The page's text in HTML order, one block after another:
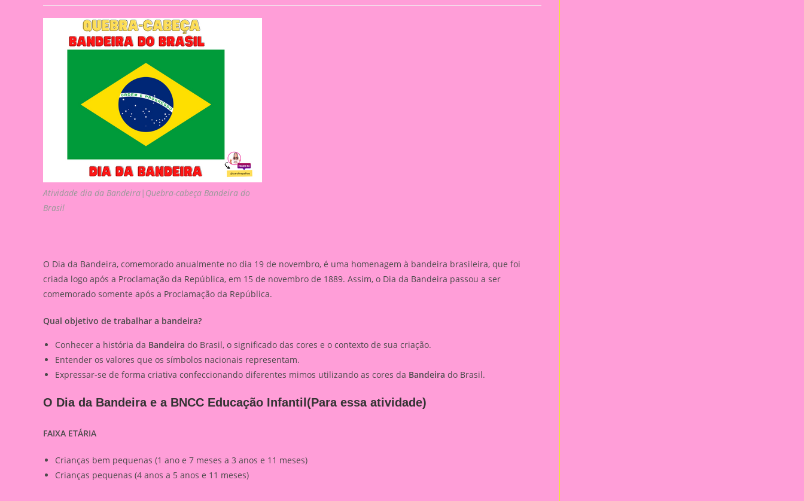
Atividade dia da Bandeira|Quebra-cabeça Bandeira do
Brasil
O Dia da Bandeira, comemorado anualmente no dia 19 de novembro, é uma homenagem à bandeira brasileira, que foi
criada logo após a Proclamação da República, em 15 de novembro de 1889. Assim, o Dia da Bandeira passou a ser
comemorado somente após a Proclamação da República.
Qual objetivo de trabalhar a bandeira?
Conhecer a história da Bandeira do Brasil, o significado das cores e o contexto de sua criação.
Entender os valores que os símbolos nacionais representam.
Expressar-se de forma criativa confeccionando diferentes mimos utilizando as cores da Bandeira do Brasil.
O Dia da Bandeira e a BNCC Educação Infantil(Para essa atividade)
FAIXA ETÁRIA
Crianças bem pequenas (1 ano e 7 meses a 3 anos e 11 meses)
Crianças pequenas (4 anos a 5 anos e 11 meses)